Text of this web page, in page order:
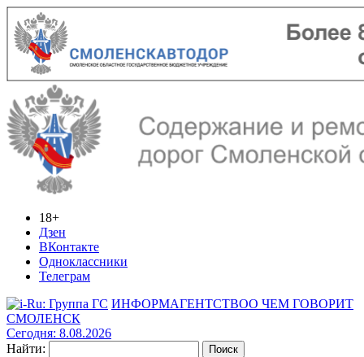
18+
Дзен
ВКонтакте
Одноклассники
Телеграм
ИНФОРМАГЕНТСТВОО ЧЕМ ГОВОРИТ
СМОЛЕНСК
Сегодня: 8.08.2026
Найти: